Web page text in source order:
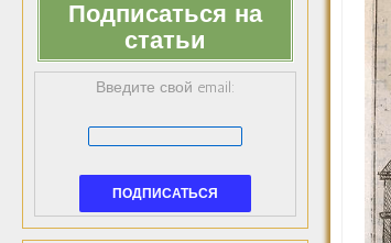
Подписаться на
статьи
Введите свой email: